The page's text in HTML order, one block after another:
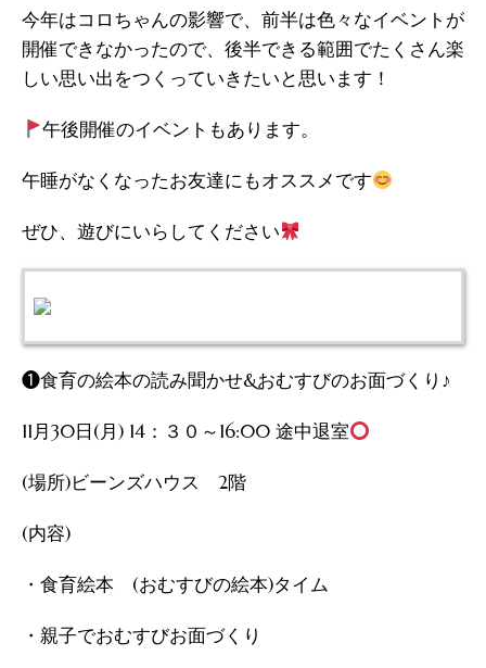
今年はコロちゃんの影響で、前半は色々なイベントが
開催できなかったので、後半できる範囲でたくさん楽
しい思い出をつくっていきたいと思います！
午後開催のイベントもあります。
午睡がなくなったお友達にもオススメです
ぜひ、遊びにいらしてください
❶食育の絵本の読み聞かせ&おむすびのお面づくり♪
11月30日(月) 14：３０～16:00 途中退室
(場所)ビーンズハウス 2階
(内容)
・食育絵本 (おむすびの絵本)タイム
・親子でおむすびお面づくり